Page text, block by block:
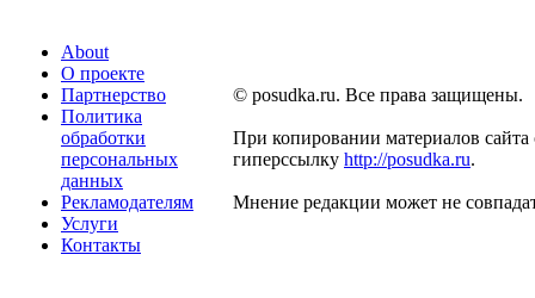
About
О проекте
Партнерство
Политика
обработки
персональных
данных
Рекламодателям
Услуги
Контакты
© posudka.ru. Все права защищены.
При копировании материалов сайта
гиперссылку http://posudka.ru.
Мнение редакции может не